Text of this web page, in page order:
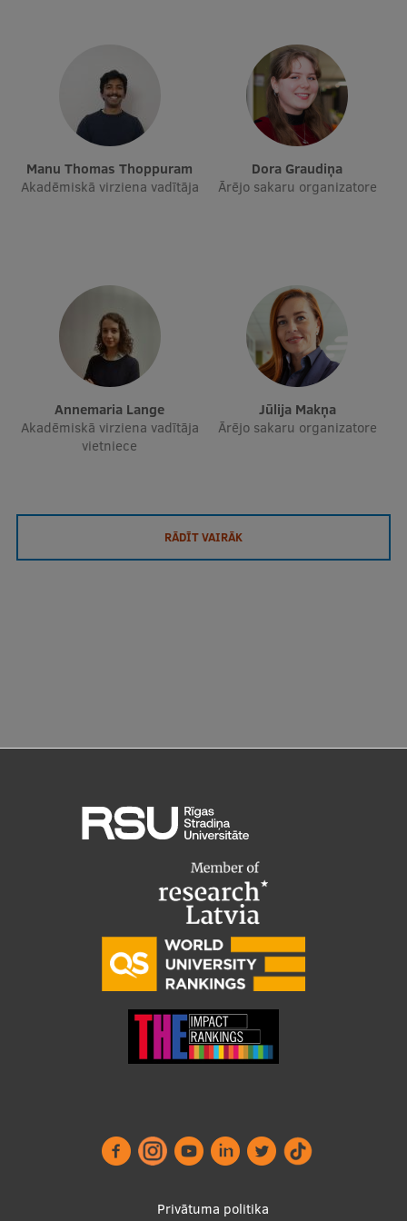
Mobilitātes programmas
Starptautiskie projekti
Starptautiskie sadarbības partneri
Manu Thomas Thoppuram
Akadēmiskā virziena vadītāja
Dora Graudiņa
Ārējo sakaru organizatore
Annemaria Lange
Akadēmiskā virziena vadītāja
vietniece
Jūlija Makņa
Ārējo sakaru organizatore
RĀDĪT VAIRĀK
Privātuma politika